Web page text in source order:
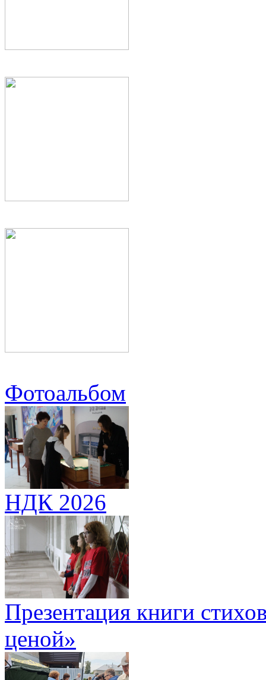
Фотоальбом
НДК 2026
Презентация книги
ценой»